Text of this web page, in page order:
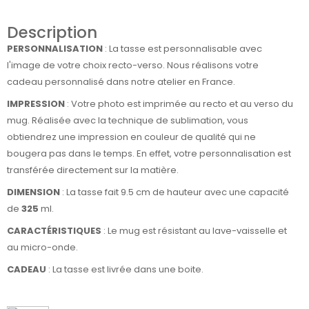
Description
PERSONNALISATION : La tasse est personnalisable avec
l'image de votre choix recto-verso. Nous réalisons votre
cadeau personnalisé dans notre atelier en France.
IMPRESSION : Votre photo est imprimée au recto et au verso du
mug. Réalisée avec la technique de sublimation, vous
obtiendrez une impression en couleur de qualité qui ne
bougera pas dans le temps. En effet, votre personnalisation est
transférée directement sur la matière.
DIMENSION : La tasse fait 9.5 cm de hauteur avec une capacité
de 325 ml.
CARACTÉRISTIQUES : Le mug est résistant au lave-vaisselle et
au micro-onde.
CADEAU : La tasse est livrée dans une boite.